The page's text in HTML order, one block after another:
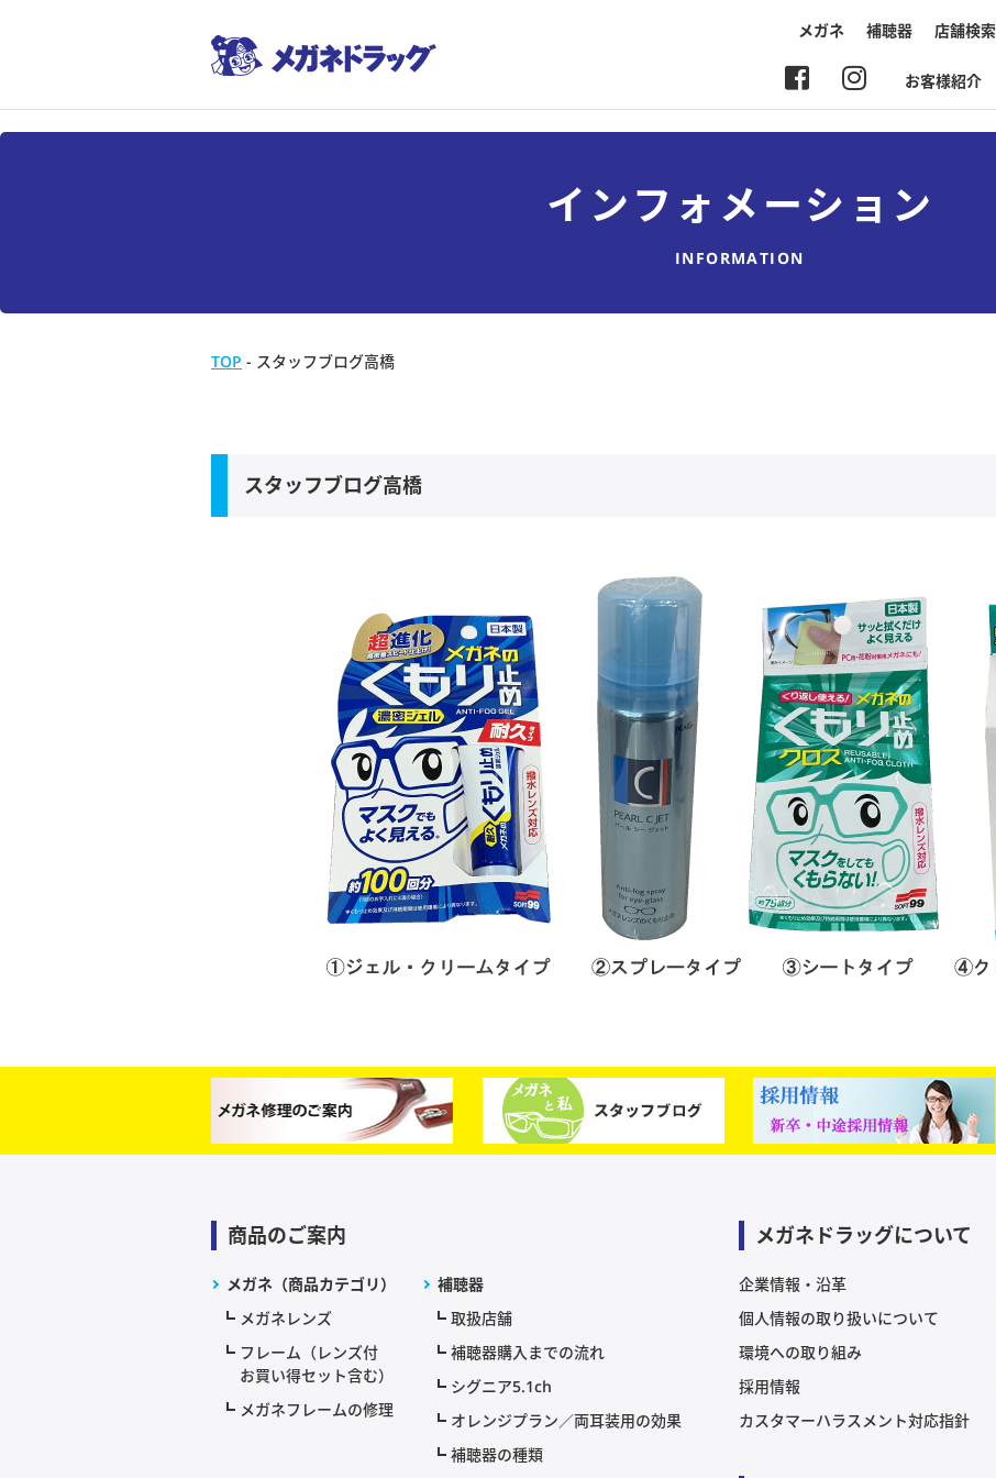
メガネ 補聴器 店舗検索
お客様紹介
インフォメーション
INFORMATION
TOP - スタッフブログ高橋
スタッフブログ高橋
商品のご案内
メガネ（商品カテゴリ）
メガネレンズ
フレーム（レンズ付
お買い得セット含む）
メガネフレームの修理
補聴器
取扱店舗
補聴器購入までの流れ
シグニア5.1ch
オレンジプラン／両耳装用の効果
補聴器の種類
メガネドラッグについて
企業情報・沿革
個人情報の取り扱いについて
環境への取り組み
採用情報
カスタマーハラスメント対応指針